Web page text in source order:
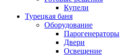
Купели
Турецкая баня
Оборудование
Парогенераторы
Двери
Освещение